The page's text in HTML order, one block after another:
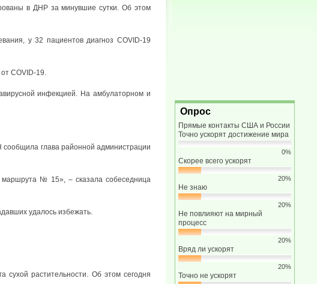
в ДНР за минувшие сутки. Об этом
у 32 пациентов диагноз COVID-19
COVID-19.
инфекцией. На амбулаторном и
глава районной администрации
№ 15», – сказала собеседница
удалось избежать.
растительности. Об этом сегодня
Опрос
Прямые контакты США и России
Точно ускорят достижение мира
0%
Скорее всего ускорят
20%
Не знаю
20%
Не повлияют на мирный
процесс
20%
Вряд ли ускорят
20%
Точно не ускорят